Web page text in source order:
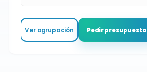
Ver agrupación Pedir presupuesto